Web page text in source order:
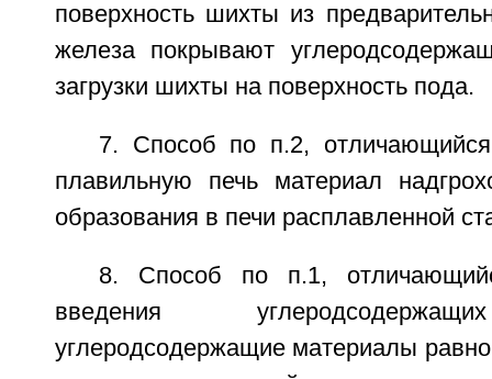
поверхность шихты из
железа покрывают
загрузки шихты на поверхность пода.
7. Способ по п.2,
плавильную печь материал
образования в печи расплавленной
8. Способ по п.1,
введения
углеродсодержащие материалы